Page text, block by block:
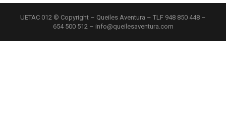
UETAC 012 © Copyright – Queiles Aventura – TLF 948 850 448 –
654 500 512 – info@queilesaventura.com